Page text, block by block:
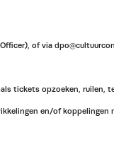
of via
tickets opzoeken, ruilen,
en/of